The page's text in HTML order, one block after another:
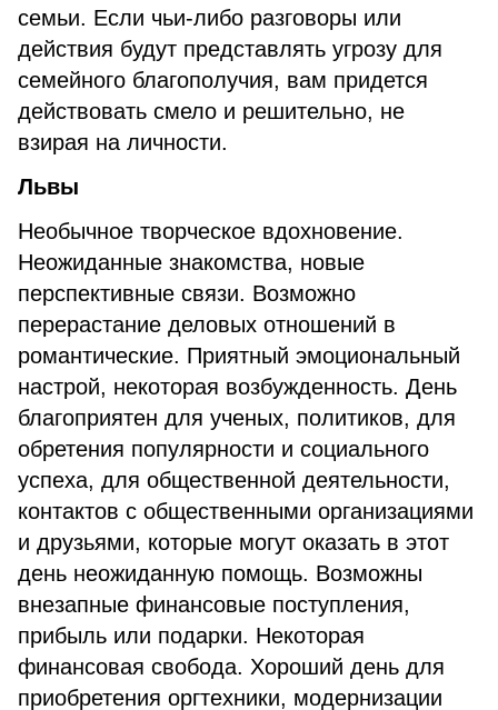
семьи. Если чьи-либо разговоры или
действия будут представлять угрозу для
семейного благополучия, вам придется
действовать смело и решительно, не
взирая на личности.
Львы
Необычное творческое вдохновение.
Неожиданные знакомства, новые
перспективные связи. Возможно
перерастание деловых отношений в
романтические. Приятный эмоциональный
настрой, некоторая возбужденность. День
благоприятен для ученых, политиков, для
обретения популярности и социального
успеха, для общественной деятельности,
контактов с общественными организациями
и друзьями, которые могут оказать в этот
день неожиданную помощь. Возможны
внезапные финансовые поступления,
прибыль или подарки. Некоторая
финансовая свобода. Хороший день для
приобретения оргтехники, модернизации